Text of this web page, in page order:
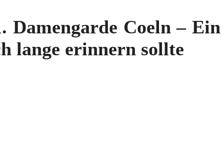
Damengarde Coeln –
lange erinnern sollte